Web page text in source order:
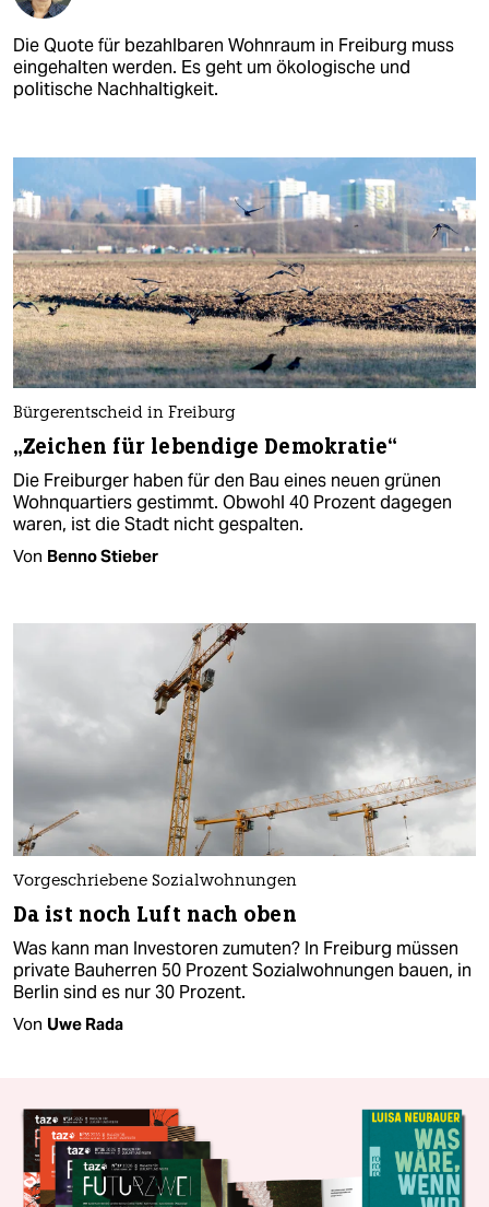
Die Quote für bezahlbaren Wohnraum in Freiburg muss
eingehalten werden. Es geht um ökologische und
politische Nachhaltigkeit.
Bürgerentscheid in Freiburg
„Zeichen für lebendige Demokratie“
Die Freiburger haben für den Bau eines neuen grünen
Wohnquartiers gestimmt. Obwohl 40 Prozent dagegen
waren, ist die Stadt nicht gespalten.
Von Benno Stieber
Vorgeschriebene Sozialwohnungen
Da ist noch Luft nach oben
Was kann man Investoren zumuten? In Freiburg müssen
private Bauherren 50 Prozent Sozialwohnungen bauen, in
Berlin sind es nur 30 Prozent.
Von Uwe Rada